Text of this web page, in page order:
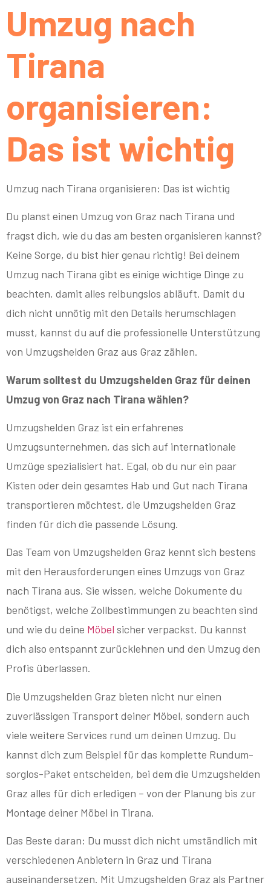
Umzug nach
Tirana
organisieren:
Das ist wichtig
Umzug nach Tirana organisieren: Das ist wichtig
Du planst einen Umzug von Graz nach Tirana und
fragst dich, wie du das am besten organisieren kannst?
Keine Sorge, du bist hier genau richtig! Bei deinem
Umzug nach Tirana gibt es einige wichtige Dinge zu
beachten, damit alles reibungslos abläuft. Damit du
dich nicht unnötig mit den Details herumschlagen
musst, kannst du auf die professionelle Unterstützung
von Umzugshelden Graz aus Graz zählen.
Warum solltest du Umzugshelden Graz für deinen
Umzug von Graz nach Tirana wählen?
Umzugshelden Graz ist ein erfahrenes
Umzugsunternehmen, das sich auf internationale
Umzüge spezialisiert hat. Egal, ob du nur ein paar
Kisten oder dein gesamtes Hab und Gut nach Tirana
transportieren möchtest, die Umzugshelden Graz
finden für dich die passende Lösung.
Das Team von Umzugshelden Graz kennt sich bestens
mit den Herausforderungen eines Umzugs von Graz
nach Tirana aus. Sie wissen, welche Dokumente du
benötigst, welche Zollbestimmungen zu beachten sind
und wie du deine Möbel sicher verpackst. Du kannst
dich also entspannt zurücklehnen und den Umzug den
Profis überlassen.
Die Umzugshelden Graz bieten nicht nur einen
zuverlässigen Transport deiner Möbel, sondern auch
viele weitere Services rund um deinen Umzug. Du
kannst dich zum Beispiel für das komplette Rundum-
sorglos-Paket entscheiden, bei dem die Umzugshelden
Graz alles für dich erledigen – von der Planung bis zur
Montage deiner Möbel in Tirana.
Das Beste daran: Du musst dich nicht umständlich mit
verschiedenen Anbietern in Graz und Tirana
auseinandersetzen. Mit Umzugshelden Graz als Partner